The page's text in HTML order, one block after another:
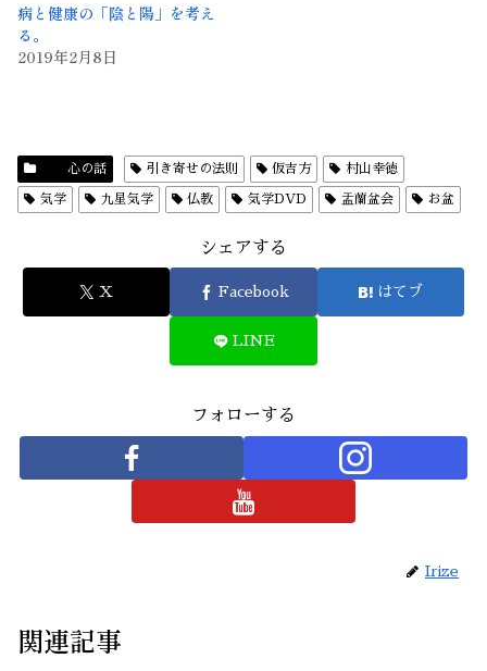
病と健康の「陰と陽」を考え
る。
2019年2月8日
心の話 引き寄せの法則 仮吉方 村山幸徳
気学 九星気学 仏教 気学DVD 盂蘭盆会 お盆
シェアする
X Facebook はてブ
LINE
フォローする
Irize
関連記事